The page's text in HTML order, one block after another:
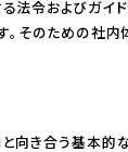
法令およびガイ
。そのための社
向き合う基本的